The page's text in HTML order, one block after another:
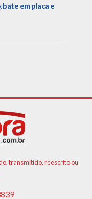
em placa e
transmitido, reescrito ou